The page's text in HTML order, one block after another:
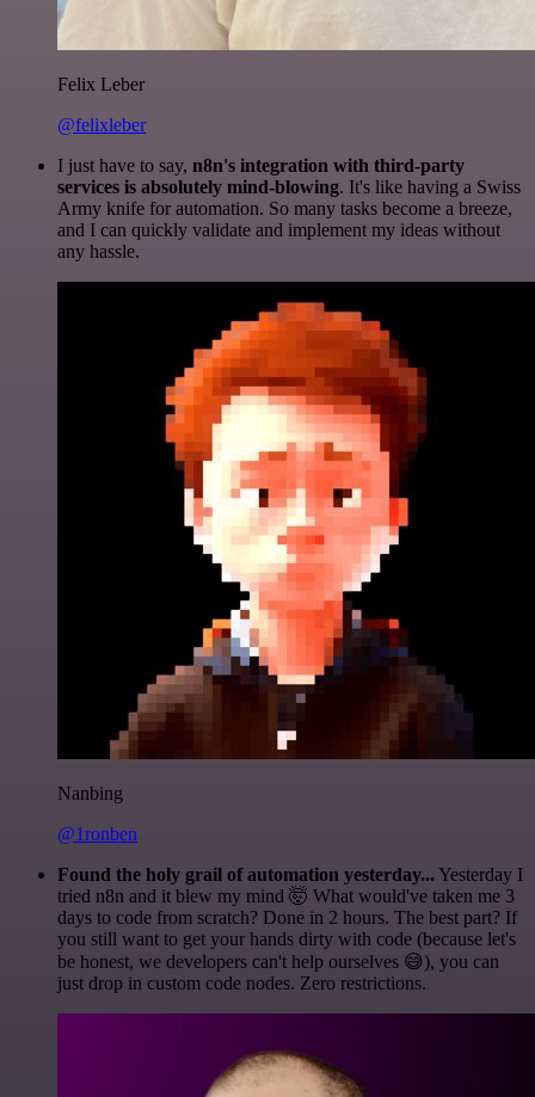
Felix Leber
@felixleber
I just have to say, n8n's integration with third-party
services is absolutely mind-blowing. It's like having a Swiss
Army knife for automation. So many tasks become a breeze,
and I can quickly validate and implement my ideas without
any hassle.
Nanbing
@1ronben
Found the holy grail of automation yesterday... Yesterday I
tried n8n and it blew my mind 🤯 What would've taken me 3
days to code from scratch? Done in 2 hours. The best part? If
you still want to get your hands dirty with code (because let's
be honest, we developers can't help ourselves 😅), you can
just drop in custom code nodes. Zero restrictions.